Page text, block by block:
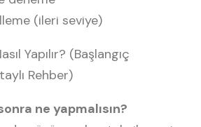
(ileri seviye)
ne yapmalısın?